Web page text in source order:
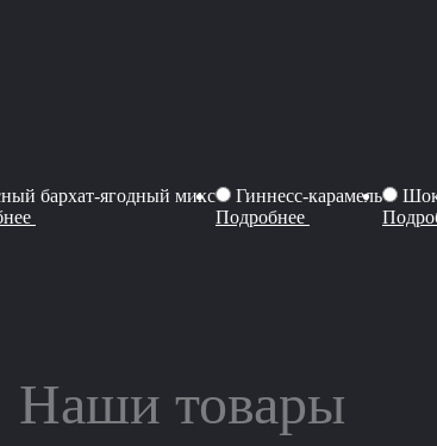
бархат-ягодный микс
Гиннесс-карамель
Подробнее
Наши товары